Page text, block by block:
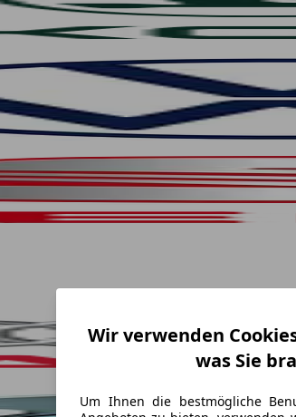
Wir verwenden
was Sie
Um Ihnen die bestmögliche